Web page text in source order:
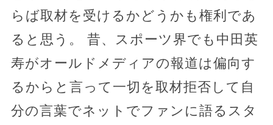
らば取材を受けるかどうかも権利であ
ると思う。 昔、スポーツ界でも中田英
寿がオールドメディアの報道は偏向す
るからと言って一切を取材拒否して自
分の言葉でネットでファンに語るスタ